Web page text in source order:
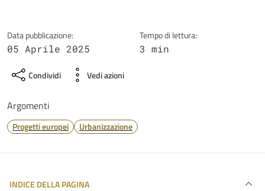
Data pubblicazione:
05 Aprile 2025
Tempo di lettura:
3 min
Condividi Vedi azioni
Argomenti
Progetti europei Urbanizzazione
INDICE DELLA PAGINA